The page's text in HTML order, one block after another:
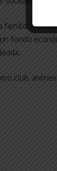
del
fondo
club,